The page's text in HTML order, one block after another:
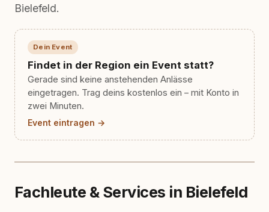
Bielefeld.
Dein Event
Findet in der Region ein Event statt?
Gerade sind keine anstehenden Anlässe
eingetragen. Trag deins kostenlos ein – mit Konto in
zwei Minuten.
Event eintragen →
Fachleute & Services in Bielefeld